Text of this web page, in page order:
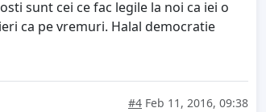
sunt cei ce fac legile la noi ca iei o
ca pe vremuri. Halal democratie
#4 Feb 11, 2016, 09:38